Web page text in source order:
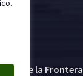
de la Frontera